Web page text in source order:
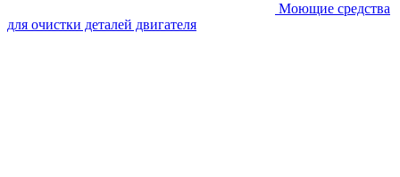
Моющие средства
для очистки деталей двигателя